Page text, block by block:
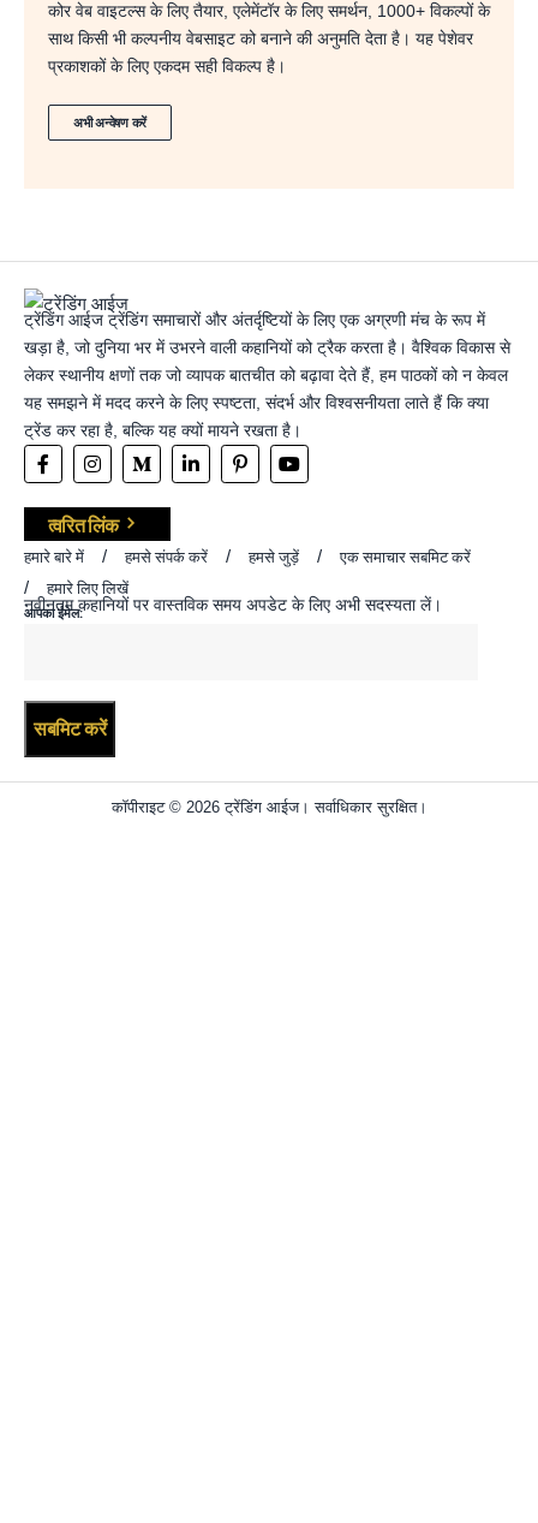
कोर वेब वाइटल्स के लिए तैयार, एलेमेंटॉर के लिए समर्थन, 1000+ विकल्पों के
साथ किसी भी कल्पनीय वेबसाइट को बनाने की अनुमति देता है। यह पेशेवर
प्रकाशकों के लिए एकदम सही विकल्प है।
अभी अन्वेषण करें
ट्रेंडिंग आईज ट्रेंडिंग समाचारों और अंतर्दृष्टियों के लिए एक अग्रणी मंच के रूप में
खड़ा है, जो दुनिया भर में उभरने वाली कहानियों को ट्रैक करता है। वैश्विक विकास से
लेकर स्थानीय क्षणों तक जो व्यापक बातचीत को बढ़ावा देते हैं, हम पाठकों को न केवल
यह समझने में मदद करने के लिए स्पष्टता, संदर्भ और विश्वसनीयता लाते हैं कि क्या
ट्रेंड कर रहा है, बल्कि यह क्यों मायने रखता है।
त्वरित लिंक
हमारे बारे में हमसे संपर्क करें हमसे जुड़ें
एक समाचार सबमिट करें
हमारे लिए लिखें
नवीनतम कहानियों पर वास्तविक समय अपडेट के लिए अभी सदस्यता लें।
आपका ईमेल:
कॉपीराइट © 2026 ट्रेंडिंग आईज। सर्वाधिकार सुरक्षित।